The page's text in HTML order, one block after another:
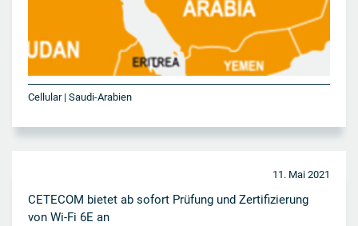
Cellular | Saudi-Arabien
11. Mai 2021
CETECOM bietet ab sofort Prüfung und Zertifizierung
von Wi-Fi 6E an